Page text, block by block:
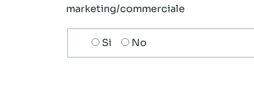
marketing/commerciale
Scelta
invio
Si No